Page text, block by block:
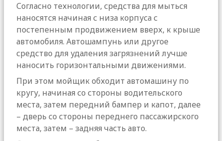
Согласно технологии, средства для мыться
наносятся начиная с низа корпуса с
постепенным продвижением вверх, к крыше
автомобиля. Автошампунь или другое
средство для удаления загрязнений лучше
наносить горизонтальными движениями.
При этом мойщик обходит автомашину по
кругу, начиная со стороны водительского
места, затем передний бампер и капот, далее
– дверь со стороны переднего пассажирского
места, затем – задняя часть авто.